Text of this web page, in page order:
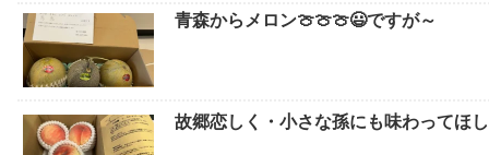
青森からメロン🍈🍈🍈😃ですが～
故郷恋しく・小さな孫にも味わってほ